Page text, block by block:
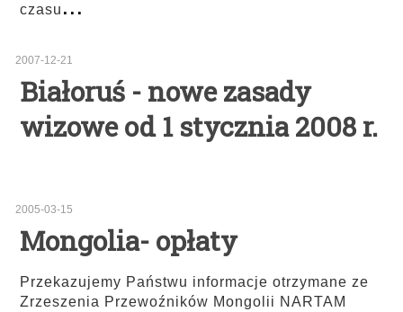
czasu
2007-12-21
Białoruś - nowe zasady
wizowe od 1 stycznia 2008 r.
2005-03-15
Mongolia- opłaty
Przekazujemy Państwu informacje otrzymane ze
Zrzeszenia Przewoźników Mongolii NARTAM